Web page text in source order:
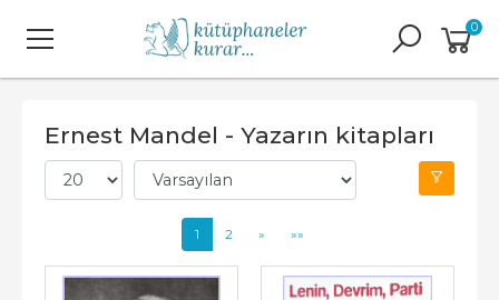
0
Ernest Mandel - Yazarın kitapları
1 2 » »»